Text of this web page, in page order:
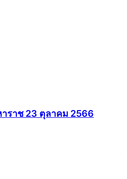
ราช 23 ตุลาคม 2566